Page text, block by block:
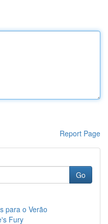
Report Page
Go
para o Verão
Fury